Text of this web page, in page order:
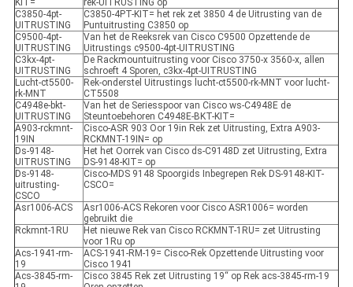
KIT=
rek-UITRUSTING op
C3850-4pt-
UITRUSTING
C3850-4PT-KIT= het rek zet 3850 4 de Uitrusting van de
Puntuitrusting C3850 op
C9500-4pt-
UITRUSTING
Van het de Reeksrek van Cisco C9500 Opzettende de
Uitrustings c9500-4pt-UITRUSTING
C3kx-4pt-
UITRUSTING
De Rackmountuitrusting voor Cisco 3750-x 3560-x, allen
schroeft 4 Sporen, c3kx-4pt-UITRUSTING
Lucht-ct5500-
rk-MNT
Rek-onderstel Uitrustings lucht-ct5500-rk-MNT voor lucht-
CT5508
C4948e-bkt-
UITRUSTING
Van het de Seriesspoor van Cisco ws-C4948E de
Steuntoebehoren C4948E-BKT-KIT=
A903-rckmnt-
19IN
Cisco-ASR 903 Oor 19in Rek zet Uitrusting, Extra A903-
RCKMNT-19IN= op
Ds-9148-
UITRUSTING
Het het Oorrek van Cisco ds-C9148D zet Uitrusting, Extra
DS-9148-KIT= op
Ds-9148-
uitrusting-
CSCO
Cisco-MDS 9148 Spoorgids Inbegrepen Rek DS-9148-KIT-
CSCO=
Asr1006-ACS
Asr1006-ACS Rekoren voor Cisco ASR1006= worden
gebruikt die
Rckmnt-1RU
Het nieuwe Rek van Cisco RCKMNT-1RU= zet Uitrusting
voor 1Ru op
Acs-1941-rm-
19
ACS-1941-RM-19= Cisco-Rek Opzettende Uitrusting voor
Cisco 1941
Acs-3845-rm-
Cisco 3845 Rek zet Uitrusting 19“ op Rek acs-3845-rm-19